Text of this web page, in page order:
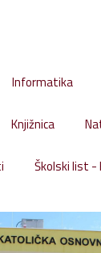
Informatika
Knjižnica
Školski list -